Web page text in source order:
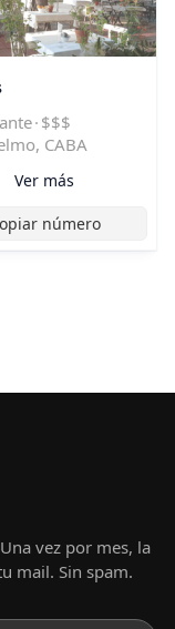
· $$$
CABA
Ver más
número
vez por mes, la
mail. Sin spam.